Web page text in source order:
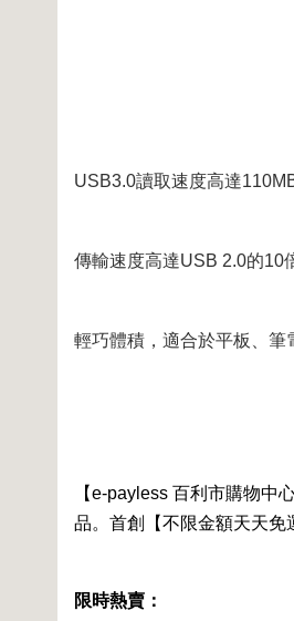
USB3.0讀取速度高達
傳輸速度高達USB 2.0的10
輕巧體積，適合於平板、筆
【e-payless 百利市購物中
品。首創【不限金額天天免
限時熱賣：